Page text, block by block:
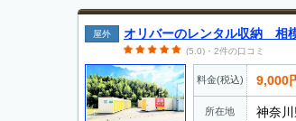
屋外 オリバーのレンタル収納 相
(5.0)・2件の口コミ
料金(税込) 9,000
所在地 神奈